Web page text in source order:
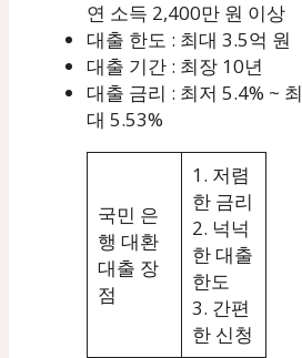
연 소득 2,400만 원 이상
대출 한도 : 최대 3.5억 원
대출 기간 : 최장 10년
대출 금리 : 최저 5.4% ~ 최
대 5.53%
국민 은
행 대환
대출 장
점
1. 저렴
한 금리
2. 넉넉
한 대출
한도
3. 간편
한 신청